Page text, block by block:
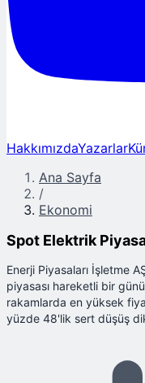
HakkımızdaYazarlar
Ana Sayfa
/
Ekonomi
Spot Elektrik
Enerji Piyasaları İşletme
piyasası hareketli bir
rakamlarda en yüksek
yüzde 48'lik sert düşüş